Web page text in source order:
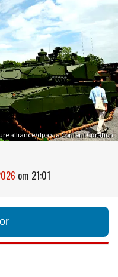
alliance/dpa via Content Curation
om 21:01